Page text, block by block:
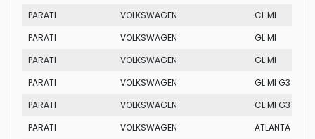
PARATI
VOLKSWAGEN
CL MI
PARATI
VOLKSWAGEN
GL MI
PARATI
VOLKSWAGEN
GL MI
PARATI
VOLKSWAGEN
GL MI G3
PARATI
VOLKSWAGEN
CL MI G3
PARATI
VOLKSWAGEN
ATLANTA